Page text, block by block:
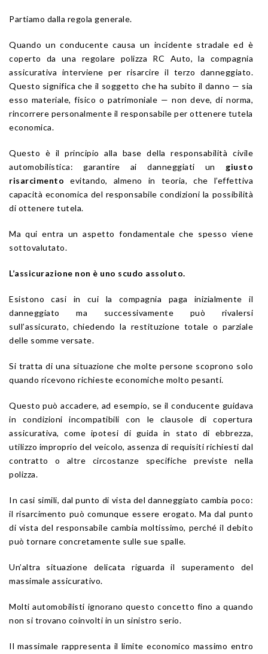
Partiamo dalla regola generale.
Quando un conducente causa un incidente stradale ed è
coperto da una regolare polizza RC Auto, la compagnia
assicurativa interviene per risarcire il terzo danneggiato.
Questo significa che il soggetto che ha subito il danno — sia
esso materiale, fisico o patrimoniale — non deve, di norma,
rincorrere personalmente il responsabile per ottenere tutela
economica.
Questo è il principio alla base della responsabilità civile
automobilistica: garantire ai danneggiati un giusto
risarcimento evitando, almeno in teoria, che l’effettiva
capacità economica del responsabile condizioni la possibilità
di ottenere tutela.
Ma qui entra un aspetto fondamentale che spesso viene
sottovalutato.
L’assicurazione non è uno scudo assoluto.
Esistono casi in cui la compagnia paga inizialmente il
danneggiato ma successivamente può rivalersi
sull’assicurato, chiedendo la restituzione totale o parziale
delle somme versate.
Si tratta di una situazione che molte persone scoprono solo
quando ricevono richieste economiche molto pesanti.
Questo può accadere, ad esempio, se il conducente guidava
in condizioni incompatibili con le clausole di copertura
assicurativa, come ipotesi di guida in stato di ebbrezza,
utilizzo improprio del veicolo, assenza di requisiti richiesti dal
contratto o altre circostanze specifiche previste nella
polizza.
In casi simili, dal punto di vista del danneggiato cambia poco:
il risarcimento può comunque essere erogato. Ma dal punto
di vista del responsabile cambia moltissimo, perché il debito
può tornare concretamente sulle sue spalle.
Un’altra situazione delicata riguarda il superamento del
massimale assicurativo.
Molti automobilisti ignorano questo concetto fino a quando
non si trovano coinvolti in un sinistro serio.
Il massimale rappresenta il limite economico massimo entro